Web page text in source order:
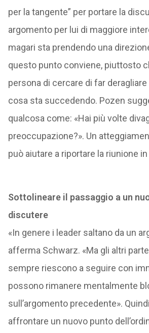
per la tangente” per portare la
argomento per lui di maggiore
magari sta prendendo una
questo punto conviene, piuttosto
persona di cercare di far
cosa sta succedendo. Pozen
qualcosa come: «Hai più volte
preoccupazione?». Un
può aiutare a riportare la riunione
Sottolineare il passaggio a un
discutere
«In genere i leader saltano da un
afferma Schwarz. «Ma gli altri
sempre riescono a seguire con
possono rimanere mentalmente
sull’argomento precedente».
affrontare un nuovo punto